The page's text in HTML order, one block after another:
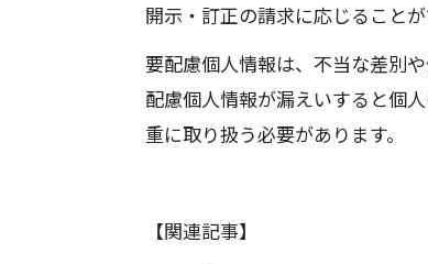
開示・訂正の請求に応じること
要配慮個人情報は、不当な差別
配慮個人情報が漏えいすると個
重に取り扱う必要があります。
【関連記事】